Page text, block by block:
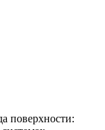
поверхности: